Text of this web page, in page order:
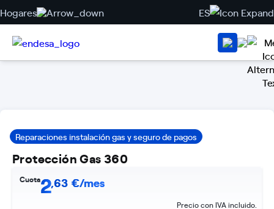
Hogares ES
Reparaciones instalación gas y seguro de pagos
Protección Gas 360
Cuota2,63 €/mes
Precio con IVA incluido.